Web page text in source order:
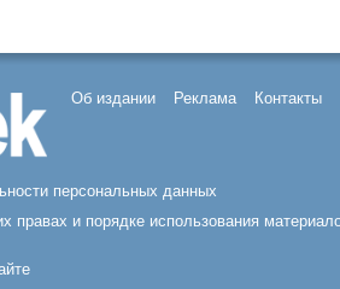
Об издании Реклама Контакты
персональных данных
правах и порядке использования